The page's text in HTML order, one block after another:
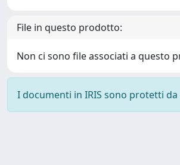
File in questo prodotto:
Non ci sono file associati a questo
I documenti in IRIS sono protetti